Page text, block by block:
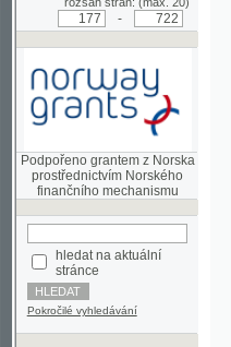
Podpořeno grantem z Norska
prostřednictvím Norského
hledat na aktuální
stránce
Pokročilé vyhledávání